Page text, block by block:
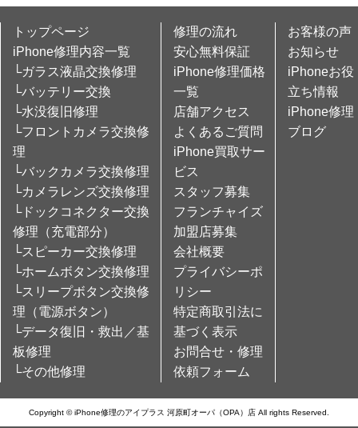
トップページ
iPhone修理内容一覧
└ガラス液晶交換修理
└バッテリー交換
└水没復旧修理
└フロントカメラ交換修
理
└バックカメラ交換修理
└カメラレンズ交換修理
└ドックコネクター交換
修理（充電部分）
└スピーカー交換修理
└ホームボタン交換修理
└スリープボタン交換修
理（電源ボタン）
└データ復旧・救出／基
板修理
└その他修理
修理の流れ
安心無料保証
iPhone修理価格
一覧
店舗アクセス
よくあるご質問
iPhone買取サー
ビス
スタッフ募集
フランチャイズ
加盟店募集
会社概要
プライバシーポ
リシー
特定商取引法に
基づく表示
お問合せ・修理
依頼フォーム
お客様の声
お知らせ
iPhoneお役
立ち情報
iPhone修理
ブログ
Copyright © iPhone修理のアイプラス 河原町オーパ（OPA）店 All rights Reserved.